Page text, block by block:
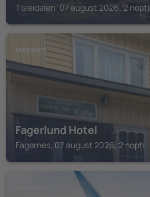
Tisleidalen, 07 august 2026, 2 nopți
FAGERNES
Fagerlund Hotel
Fagernes, 07 august 2026, 2 nopți